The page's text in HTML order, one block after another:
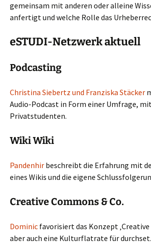
gemeinsam mit anderen oder alleine
anfertigt und welche Rolle das
eSTUDI-Netzwerk aktuell
Podcasting
Christina Siebertz und Franziska Stäcker
Audio-Podcast in Form einer Umfrage,
Privatstudenten.
Wiki Wiki
Pandenhir beschreibt die Erfahrung mit
eines Wikis und die eigene
Creative Commons & Co.
Dominic favorisiert das Konzept
aber auch eine Kulturflatrate für